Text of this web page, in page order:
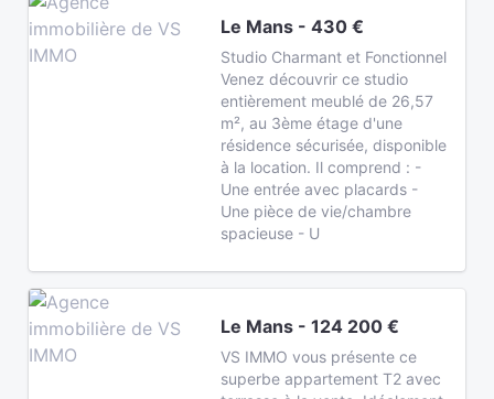
Le Mans - 430 €
Studio Charmant et Fonctionnel
Venez découvrir ce studio
entièrement meublé de 26,57
m², au 3ème étage d'une
résidence sécurisée, disponible
à la location. Il comprend : -
Une entrée avec placards -
Une pièce de vie/chambre
spacieuse - U
Le Mans - 124 200 €
VS IMMO vous présente ce
superbe appartement T2 avec